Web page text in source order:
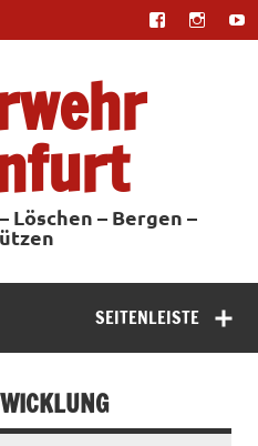
Löschen – Bergen –
SEITENLEISTE